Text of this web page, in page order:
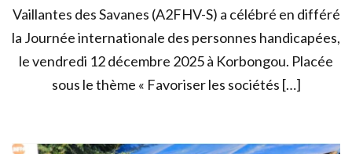
Vaillantes des Savanes (A2FHV-S) a célébré en différé
la Journée internationale des personnes handicapées,
le vendredi 12 décembre 2025 à Korbongou. Placée
sous le thème « Favoriser les sociétés […]